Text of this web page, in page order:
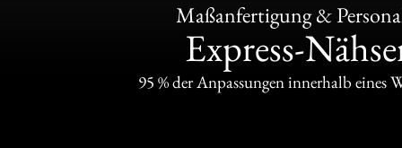
Maßanfertigung &
Express-
95 % der Anpassungen innerhalb eines